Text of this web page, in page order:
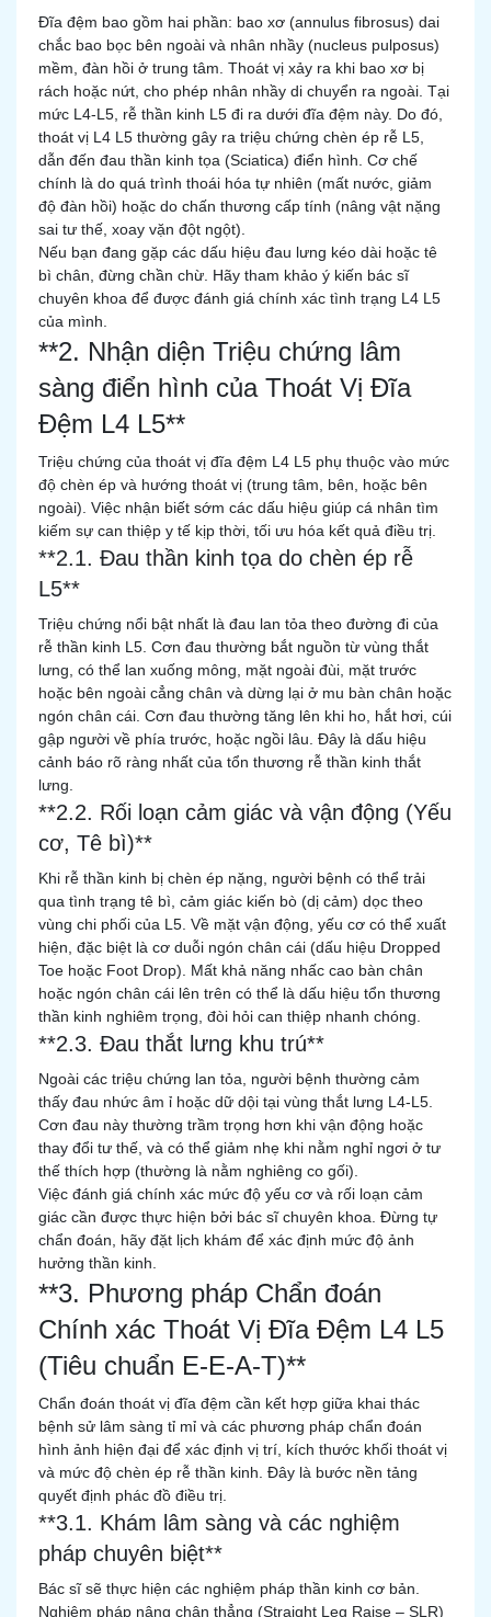
Đĩa đệm bao gồm hai phần: bao xơ (annulus fibrosus) dai
chắc bao bọc bên ngoài và nhân nhầy (nucleus pulposus)
mềm, đàn hồi ở trung tâm. Thoát vị xảy ra khi bao xơ bị
rách hoặc nứt, cho phép nhân nhầy di chuyển ra ngoài. Tại
mức L4-L5, rễ thần kinh L5 đi ra dưới đĩa đệm này. Do đó,
thoát vị L4 L5 thường gây ra triệu chứng chèn ép rễ L5,
dẫn đến đau thần kinh tọa (Sciatica) điển hình. Cơ chế
chính là do quá trình thoái hóa tự nhiên (mất nước, giảm
độ đàn hồi) hoặc do chấn thương cấp tính (nâng vật nặng
sai tư thế, xoay vặn đột ngột).
Nếu bạn đang gặp các dấu hiệu đau lưng kéo dài hoặc tê
bì chân, đừng chần chừ. Hãy tham khảo ý kiến bác sĩ
chuyên khoa để được đánh giá chính xác tình trạng L4 L5
của mình.
**2. Nhận diện Triệu chứng lâm
sàng điển hình của Thoát Vị Đĩa
Đệm L4 L5**
Triệu chứng của thoát vị đĩa đệm L4 L5 phụ thuộc vào mức
độ chèn ép và hướng thoát vị (trung tâm, bên, hoặc bên
ngoài). Việc nhận biết sớm các dấu hiệu giúp cá nhân tìm
kiếm sự can thiệp y tế kịp thời, tối ưu hóa kết quả điều trị.
**2.1. Đau thần kinh tọa do chèn ép rễ
L5**
Triệu chứng nổi bật nhất là đau lan tỏa theo đường đi của
rễ thần kinh L5. Cơn đau thường bắt nguồn từ vùng thắt
lưng, có thể lan xuống mông, mặt ngoài đùi, mặt trước
hoặc bên ngoài cẳng chân và dừng lại ở mu bàn chân hoặc
ngón chân cái. Cơn đau thường tăng lên khi ho, hắt hơi, cúi
gập người về phía trước, hoặc ngồi lâu. Đây là dấu hiệu
cảnh báo rõ ràng nhất của tổn thương rễ thần kinh thắt
lưng.
**2.2. Rối loạn cảm giác và vận động (Yếu
cơ, Tê bì)**
Khi rễ thần kinh bị chèn ép nặng, người bệnh có thể trải
qua tình trạng tê bì, cảm giác kiến bò (dị cảm) dọc theo
vùng chi phối của L5. Về mặt vận động, yếu cơ có thể xuất
hiện, đặc biệt là cơ duỗi ngón chân cái (dấu hiệu Dropped
Toe hoặc Foot Drop). Mất khả năng nhấc cao bàn chân
hoặc ngón chân cái lên trên có thể là dấu hiệu tổn thương
thần kinh nghiêm trọng, đòi hỏi can thiệp nhanh chóng.
**2.3. Đau thắt lưng khu trú**
Ngoài các triệu chứng lan tỏa, người bệnh thường cảm
thấy đau nhức âm ỉ hoặc dữ dội tại vùng thắt lưng L4-L5.
Cơn đau này thường trầm trọng hơn khi vận động hoặc
thay đổi tư thế, và có thể giảm nhẹ khi nằm nghỉ ngơi ở tư
thế thích hợp (thường là nằm nghiêng co gối).
Việc đánh giá chính xác mức độ yếu cơ và rối loạn cảm
giác cần được thực hiện bởi bác sĩ chuyên khoa. Đừng tự
chẩn đoán, hãy đặt lịch khám để xác định mức độ ảnh
hưởng thần kinh.
**3. Phương pháp Chẩn đoán
Chính xác Thoát Vị Đĩa Đệm L4 L5
(Tiêu chuẩn E-E-A-T)**
Chẩn đoán thoát vị đĩa đệm cần kết hợp giữa khai thác
bệnh sử lâm sàng tỉ mỉ và các phương pháp chẩn đoán
hình ảnh hiện đại để xác định vị trí, kích thước khối thoát vị
và mức độ chèn ép rễ thần kinh. Đây là bước nền tảng
quyết định phác đồ điều trị.
**3.1. Khám lâm sàng và các nghiệm
pháp chuyên biệt**
Bác sĩ sẽ thực hiện các nghiệm pháp thần kinh cơ bản.
Nghiệm pháp nâng chân thẳng (Straight Leg Raise – SLR)